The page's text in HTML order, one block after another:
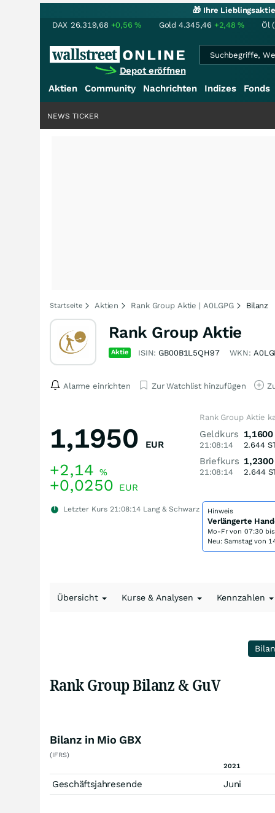
🎁 Ihre
DAX 26.319,68 +0,56% Gold 4.345,46 +2,48% Öl
Depot eröffnen
Aktien Community Nachrichten Indizes Fonds
NEWS TICKER
Startseite Aktien Rank Group Aktie | A0LGPG Bilanz
Rank Group Aktie
Aktie ISIN: GB00B1L5QH97 WKN:
Alarme einrichten Zur Watchlist hinzufügen
1,1950 EUR
+2,14 %
+0,0250 EUR
Letzter Kurs 21:08:14 Lang & Schwarz
Rank Group Aktie
Geldkurs
21:08:14
1,1600
2.644
Briefkurs
21:08:14
1,2300
2.644
Hinweis
Verlängerte
Mo-Fr von 07:30
Neu: Samstag von
Übersicht Kurse & Analysen Kennzahlen
Rank Group Bilanz & GuV
Bilanz in Mio GBX
(IFRS)
2021
Geschäftsjahresende Juni